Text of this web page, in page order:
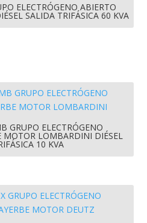
ELECTRÓGENO ABIERTO
SALIDA TRIFÁSICA 60 KVA
GRUPO ELECTRÓGENO
MOTOR LOMBARDINI DIÉSEL
10 KVA